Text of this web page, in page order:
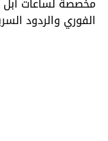
الفوري والردود